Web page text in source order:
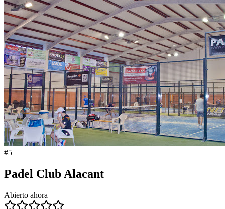
#5
Padel Club Alacant
Abierto ahora